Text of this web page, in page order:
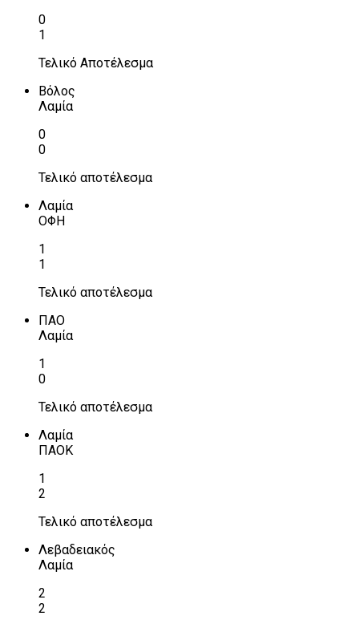
0
1
Τελικό Αποτέλεσμα
Βόλος
Λαμία
0
0
Τελικό αποτέλεσμα
Λαμία
ΟΦΗ
1
1
Τελικό αποτέλεσμα
ΠΑΟ
Λαμία
1
0
Τελικό αποτέλεσμα
Λαμία
ΠΑΟΚ
1
2
Τελικό αποτέλεσμα
Λεβαδειακός
Λαμία
2
2